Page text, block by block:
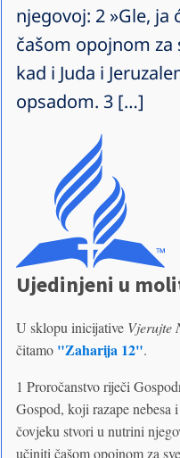
njegovoj: 2 »Gle, ja
čašom opojnom za
kad i Juda i
opsadom. 3 […]
Ujedinjeni u
U sklopu inicijative Vjerujte
čitamo "Zaharija 12".
1 Proročanstvo riječi
Gospod, koji razape nebesa
čovjeku stvori u nutrini
učiniti čašom opojnom za